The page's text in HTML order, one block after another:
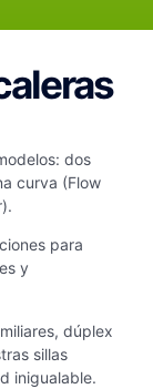
dos
curva (Flow
para
y
dúplex
sillas
inigualable.